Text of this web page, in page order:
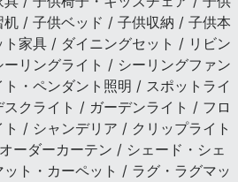
/ 子供ベッド / 子供収納 / 子供本
家具 / ダイニングセット / リビン
リングライト / シーリングファン
・ペンダント照明 / スポットライ
クライト / ガーデンライト / フロ
/ シャンデリア / クリップライト
ーダーカーテン / シェード・シェ
ト・カーペット / ラグ・ラグマッ